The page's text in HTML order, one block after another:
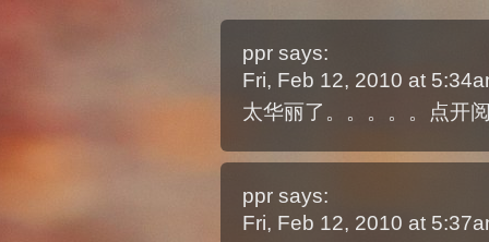
ppr says:
Fri, Feb 12, 2010 at
太华丽了。。。。。点开
ppr says:
Fri, Feb 12, 2010 at